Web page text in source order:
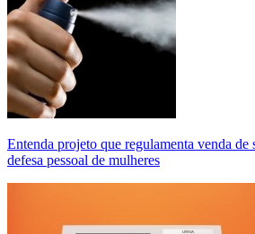
Entenda projeto que regulamenta venda de
defesa pessoal de mulheres